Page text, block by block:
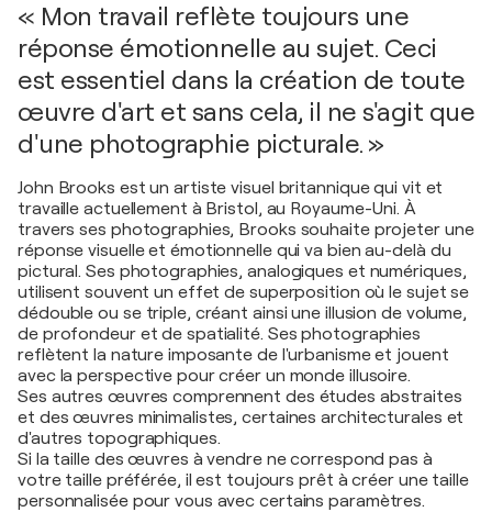
« Mon travail reflète toujours une
réponse émotionnelle au sujet. Ceci
est essentiel dans la création de toute
œuvre d'art et sans cela, il ne s'agit que
d'une photographie picturale. »
John Brooks est un artiste visuel britannique qui vit et
travaille actuellement à Bristol, au Royaume-Uni. À
travers ses photographies, Brooks souhaite projeter une
réponse visuelle et émotionnelle qui va bien au-delà du
pictural. Ses photographies, analogiques et numériques,
utilisent souvent un effet de superposition où le sujet se
dédouble ou se triple, créant ainsi une illusion de volume,
de profondeur et de spatialité. Ses photographies
reflètent la nature imposante de l'urbanisme et jouent
avec la perspective pour créer un monde illusoire.
Ses autres œuvres comprennent des études abstraites
et des œuvres minimalistes, certaines architecturales et
d'autres topographiques.
Si la taille des œuvres à vendre ne correspond pas à
votre taille préférée, il est toujours prêt à créer une taille
personnalisée pour vous avec certains paramètres.